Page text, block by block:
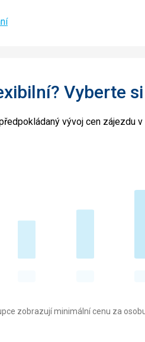
Vyberte
vývoj cen zájezdu
zobrazují minimální cenu za